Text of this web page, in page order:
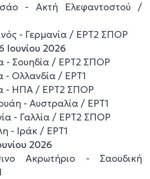
- Ακτή Ελεφαντοστού /
- Γερμανία / ΕΡΤ2 ΣΠΟΡ
2026
- Σουηδία / ΕΡΤ2 ΣΠΟΡ
- Ολλανδία / ΕΡΤ1
- ΗΠΑ / ΕΡΤ2 ΣΠΟΡ
- Αυστραλία / ΕΡΤ1
- Γαλλία / ΕΡΤ2 ΣΠΟΡ
- Ιράκ / ΕΡΤ1
2026
Ακρωτήριο - Σαουδική